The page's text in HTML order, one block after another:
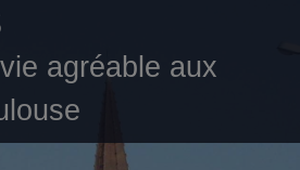
agréable aux